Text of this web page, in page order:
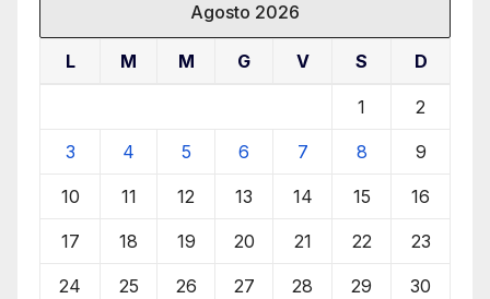
Agosto 2026
L M M G V S D
1 2
3 4 5 6 7 8 9
10 11 12 13 14 15 16
17 18 19 20 21 22 23
24 25 26 27 28 29 30